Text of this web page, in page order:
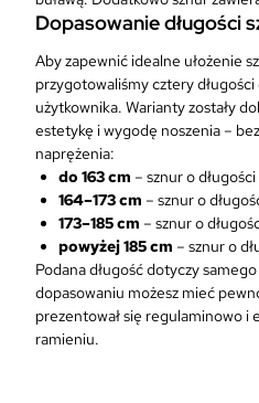
Dopasowanie długości
Aby zapewnić idealne ułożenie
przygotowaliśmy cztery
użytkownika. Warianty zostały
estetykę i wygodę noszenia –
naprężenia:
do 163 cm – sznur o długości
164–173 cm – sznur o
173–185 cm – sznur o
powyżej 185 cm – sznur o
Podana długość dotyczy
dopasowaniu możesz mieć
prezentował się regulaminowo i
ramieniu.